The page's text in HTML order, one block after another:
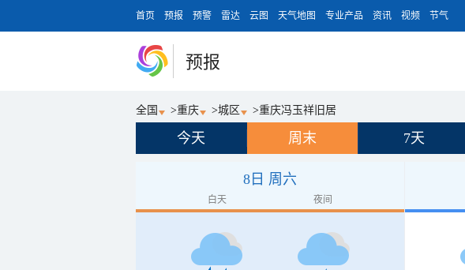
首页 预报 预警 雷达 云图 天气地图 专业产品 资讯 视频 节气
预报
全国 >重庆 >城区 >重庆冯玉祥旧居
今天 周末 7天
8日 周六
白天 夜间